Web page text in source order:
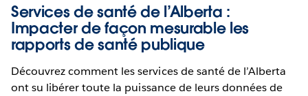
Services de santé de l’Alberta :
Impacter de façon mesurable les
rapports de santé publique
Découvrez comment les services de santé de l’Alberta
ont su libérer toute la puissance de leurs données de